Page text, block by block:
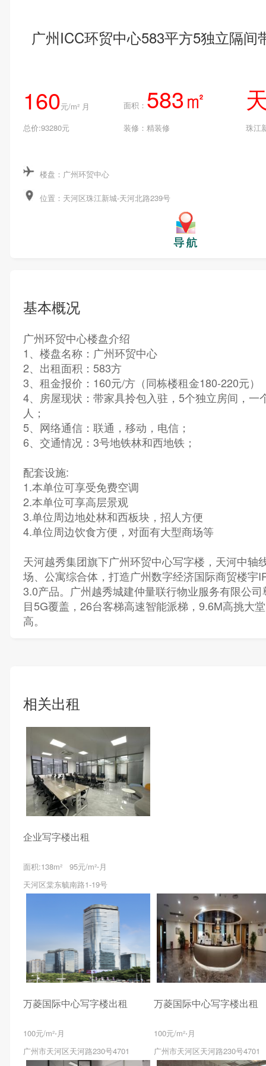
广州ICC环贸中心583平方5独立隔间
160元/m² 月 面积： 583㎡
总价:93280元 装修：精装修 珠江
楼盘：广州环贸中心
位置：天河区珠江新城-天河北路239号
基本概况
广州环贸中心楼盘介绍
1、楼盘名称：广州环贸中心
2、出租面积：583方
3、租金报价：160元/方（同栋楼租金180-220元）
4、房屋现状：带家具拎包入驻，5个独立房间，一
人；
5、网络通信：联通，移动，电信；
6、交通情况：3号地铁林和西地铁；
配套设施:
1.本单位可享受免费空调
2.本单位可享高层景观
3.单位周边地处林和西板块，招人方便
4.单位周边饮食方便，对面有大型商场等
天河越秀集团旗下广州环贸中心写字楼，天河中轴
场、公寓综合体，打造广州数字经济国际商贸楼宇
3.0产品。广州越秀城建仲量联行物业服务有限公
目5G覆盖，26台客梯高速智能派梯，9.6M高挑大
高。
相关出租
企业写字楼出租
面积:138m² 95元/m²⋅月
天河区棠东毓南路1-19号
万菱国际中心写字楼出租
100元/m²⋅月
广州市天河区天河路230号4701
万菱国际中心写字楼出租
100元/m²⋅月
广州市天河区天河路230号4701